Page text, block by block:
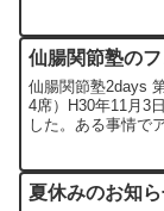
仙腸関節塾の
仙腸関節塾2days
4席）H30年11月3
した。ある事情で
夏休みのお知